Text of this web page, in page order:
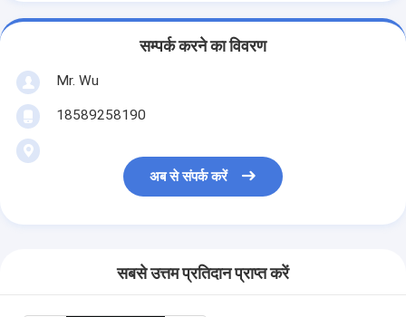
सम्पर्क करने का विवरण
Mr. Wu
18589258190
अब से संपर्क करें
सबसे उत्तम प्रतिदान प्राप्त करें